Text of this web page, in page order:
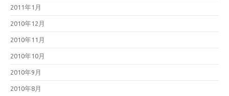
2011年1月
2010年12月
2010年11月
2010年10月
2010年9月
2010年8月